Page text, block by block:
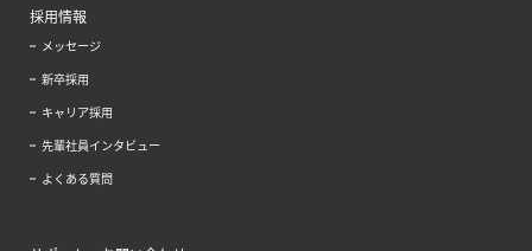
採用情報
メッセージ
新卒採用
キャリア採用
先輩社員インタビュー
よくある質問